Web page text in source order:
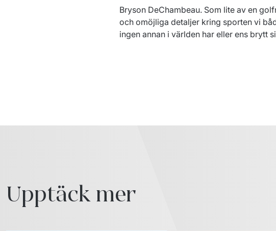
Bryson DeChambeau. Som lite av en
och omöjliga detaljer kring sporten vi
ingen annan i världen har eller ens brytt
Upptäck mer